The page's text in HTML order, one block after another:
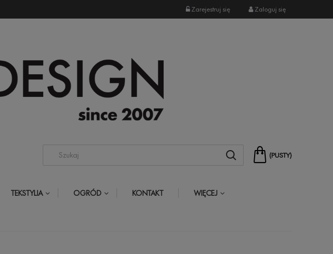
Zarejestruj się Zaloguj się
(PUSTY)
TEKSTYLIA OGRÓD KONTAKT WIĘCEJ